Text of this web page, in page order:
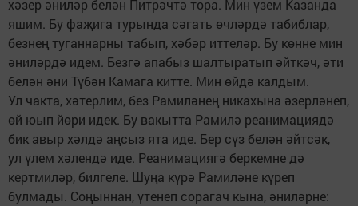
хәзер әниләр белән Питрәчтә тора. Мин үзем Казанда
яшим. Бу фаҗига турында сәгать өчләрдә табиблар,
безнең туганнарны табып, хәбәр иттеләр. Бу көнне мин
әниләрдә идем. Безгә апабыз шалтыратып әйткәч, әти
белән әни Түбән Камага китте. Мин өйдә калдым.
Ул чакта, хәтерлим, без Рамиләнең никахына әзерләнеп,
өй юып йөри идек. Бу вакытта Рамилә реанимациядә
бик авыр хәлдә аңсыз ята иде. Бер сүз белән әйтсәк,
ул үлем хәлендә иде. Реанимациягә беркемне дә
кертмиләр, билгеле. Шуңа күрә Рамиләне күреп
булмады. Соңыннан, үтенеп сорагач кына, әниләрне: